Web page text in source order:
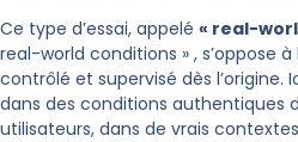
Ce type d’essai, appelé « real-
real-world conditions » , s’oppose
contrôlé et supervisé dès l’origine.
dans des conditions authentiques
utilisateurs, dans de vrais